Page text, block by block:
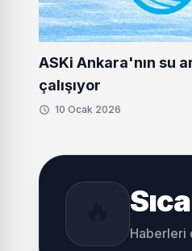
ASKi Ankara'nın su
çalışıyor
10 Ocak 2026
Haberleri